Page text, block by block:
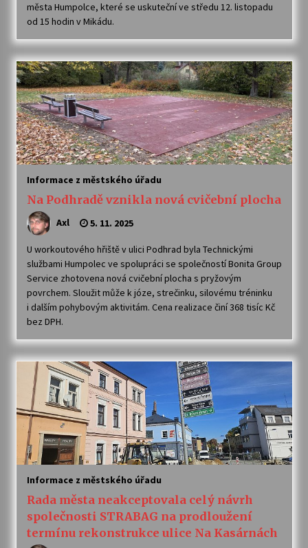
města Humpolce, které se uskuteční ve středu 12. listopadu
od 15 hodin v Mikádu.
Informace z městského úřadu
Na Podhradě vznikla nová cvičební plocha
Axl 5. 11. 2025
U workoutového hřiště v ulici Podhrad byla Technickými
službami Humpolec ve spolupráci se společností Bonita Group
Service zhotovena nová cvičební plocha s pryžovým
povrchem. Sloužit může k józe, strečinku, silovému tréninku
i dalším pohybovým aktivitám. Cena realizace činí 368 tisíc Kč
bez DPH.
Informace z městského úřadu
Rada města neakceptovala celý návrh
společnosti STRABAG na prodloužení
termínu rekonstrukce ulice Na Kasárnách